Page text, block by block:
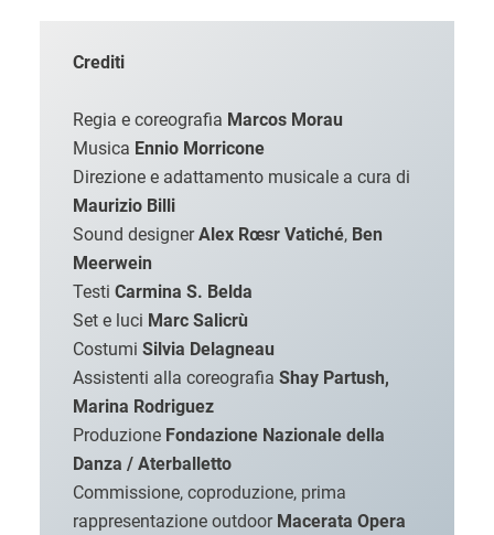
Crediti
Regia e coreografia Marcos Morau
Musica Ennio Morricone
Direzione e adattamento musicale a cura di
Maurizio Billi
Sound designerAlex Rœsr Vatiché, Ben
Meerwein
Testi Carmina S. Belda
Set e luci Marc Salicrù
Costumi Silvia Delagneau
Assistenti alla coreografia Shay Partush,
Marina Rodriguez
Produzione Fondazione Nazionale della
Danza / Aterballetto
Commissione, coproduzione, prima
rappresentazione outdoor Macerata Opera